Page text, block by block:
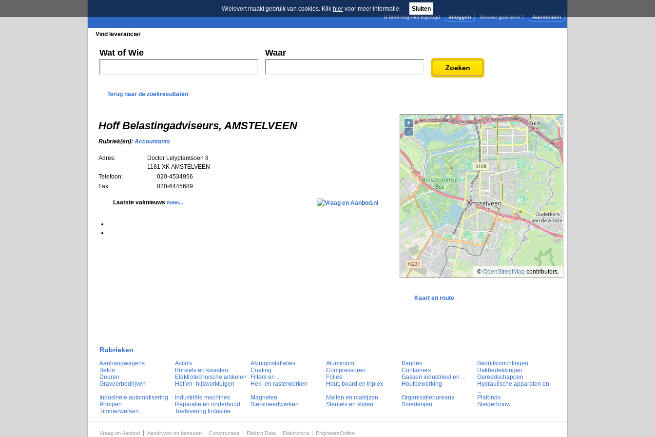
Wielevert maakt gebruik van cookies. Klik hier voor meer informatie. Sluiten
Aanmelden
Nieuwe gebruiker?
Inloggen
U bent nog niet ingelogd
Vind leverancier
Wat of Wie Waar
Zoeken
Terug naar de zoekresultaten
Hoff Belastingadviseurs, AMSTELVEEN
Rubriek(en): Accountants
Adres:
Doctor Lelyplantsoen 8
1181 XK AMSTELVEEN
Telefoon:
020-4534956
Fax:
020-6445689
Laatste vaknieuws meer...
+
–
© OpenStreetMap contributors.
Kaart en route
Rubrieken
Aanhangwagens Accu's Afzuiginstallaties Aluminium Banden
Bedrijfsinrichtingen
Beton
Borstels en kwasten Coating Compressoren Containers
Dakbedekkingen
Deuren
Elektrotechnische artikelen Filters en ... Folies Gassen industrieel en ...
Gereedschappen
Graveerbedrijven
Hef en -hijswerktuigen Hek- en rasterwerken Hout, board en triplex Houtbewerking
Hydraulische apparaten en
...
Industriële automatisering
Industriële machines Magneten Mallen en matrijzen Organisatiebureaus
Plafonds
Pompen
Reparatie en onderhoud Siersmeedwerken Sleutels en sloten Smederijen
Steigerbouw
Timmerwerken
Toelevering Industrie
Vraag en Aanbod Aandrijven en besturen Constructeur Elektro Data Elektronica EngineersOnline